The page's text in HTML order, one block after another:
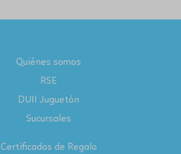
Quiénes somos
RSE
DUII Juguetón
Sucursales
Certificados de Regalo